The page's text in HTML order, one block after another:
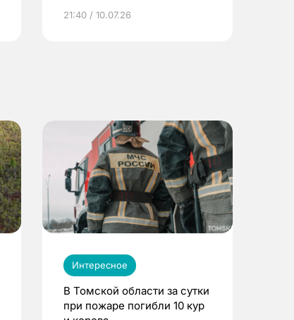
21:40 / 10.07.26
Интересное
В Томской области за сутки
при пожаре погибли 10 кур